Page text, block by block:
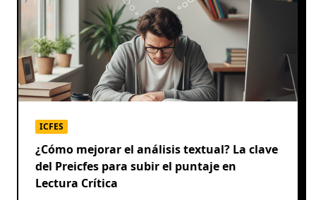
ICFES
¿Cómo mejorar el análisis textual? La clave
del Preicfes para subir el puntaje en
Lectura Crítica